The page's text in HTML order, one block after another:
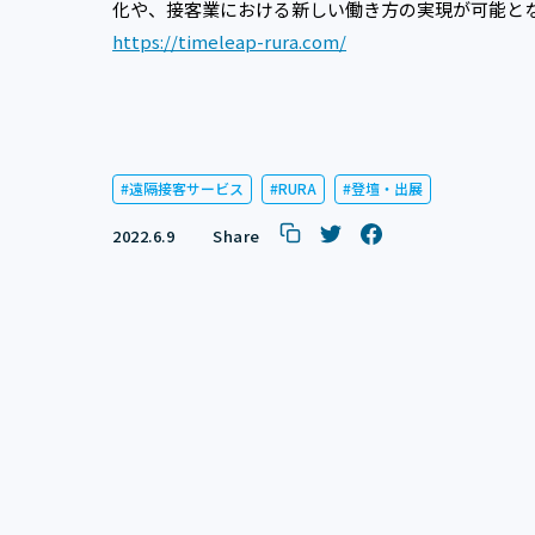
化や、接客業における新しい働き方の実現が可能と
https://timeleap-rura.com/
遠隔接客サービス RURA 登壇・出展
2022.6.9 Share